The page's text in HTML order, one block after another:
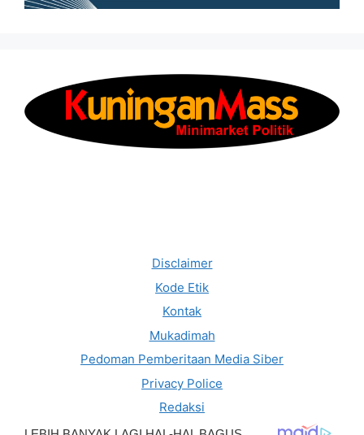
Disclaimer
Kode Etik
Kontak
Mukadimah
Pedoman Pemberitaan Media Siber
Privacy Police
Redaksi